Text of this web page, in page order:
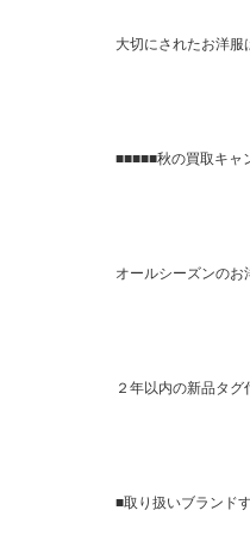
大切にされたお洋服
■■■■■秋の買取キャ
オールシーズンのお
２年以内の新品タグ
■取り扱いブランド